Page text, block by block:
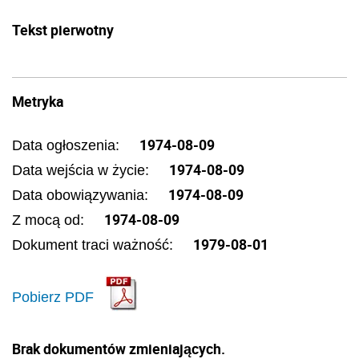
Tekst pierwotny
Metryka
Data ogłoszenia: 1974-08-09
Data wejścia w życie: 1974-08-09
Data obowiązywania: 1974-08-09
Z mocą od: 1974-08-09
Dokument traci ważność: 1979-08-01
Pobierz PDF
Brak dokumentów zmieniających.